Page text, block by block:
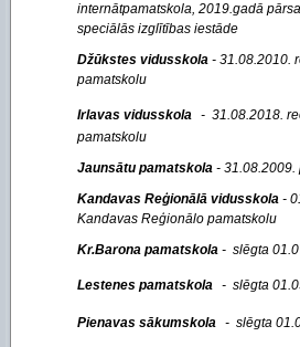
internātpamatskola, 2019.gadā
speciālās izglītības iestāde
Džūkstes vidusskola - 31.08.2010.
pamatskolu
Irlavas vidusskola - 31.08.2018.
pamatskolu
Jaunsātu pamatskola - 31.08.2009.
Kandavas Reģionālā vidusskola -
Kandavas Reģionālo pamatskolu
Kr.Barona pamatskola - slēgta
Lestenes pamatskola - slēgta
Pienavas sākumskola - slēgta